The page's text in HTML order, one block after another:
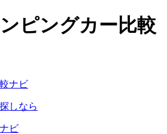
ピングカー比較
しなら
ビ